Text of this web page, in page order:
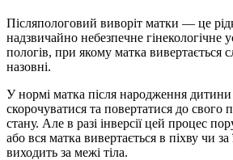
Післяпологовий виворіт матки — це
надзвичайно небезпечне гінекологічне
пологів, при якому матка вивертається
назовні.
У нормі матка після народження
скорочуватися та повертатися до свого
стану. Але в разі інверсії цей процес
або вся матка вивертається в піхву чи за
виходить за межі тіла.